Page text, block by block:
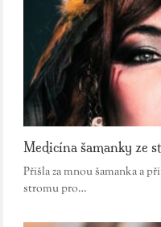
Medicína šamanky ze
Přišla za mnou šamanka a
stromu pro…